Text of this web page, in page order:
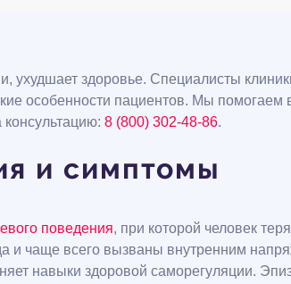
ухудшает здоровье. Специалисты
особенности пациентов. Мы
8 (800) 302-48-86.
и симптомы
поведения, при которой человек
и чаще всего вызваны внутренним
навыки здоровой саморегуляции.